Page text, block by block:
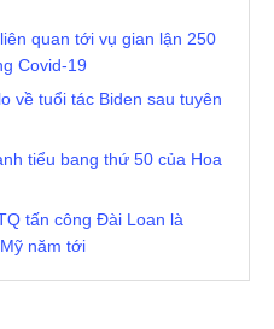
quan tới vụ gian lận 250
Covid-19
về tuổi tác Biden sau tuyên
tiểu bang thứ 50 của Hoa
tấn công Đài Loan là
năm tới